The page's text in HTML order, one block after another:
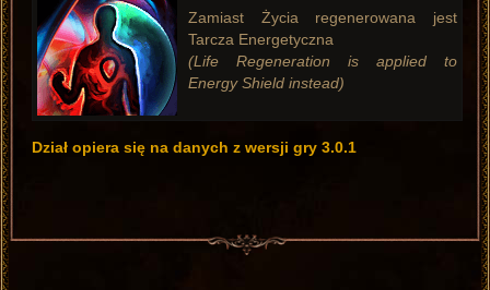
Zamiast Życia regenerowana jest
Tarcza Energetyczna
(Life Regeneration is applied to
Energy Shield instead)
Dział opiera się na danych z wersji gry 3.0.1